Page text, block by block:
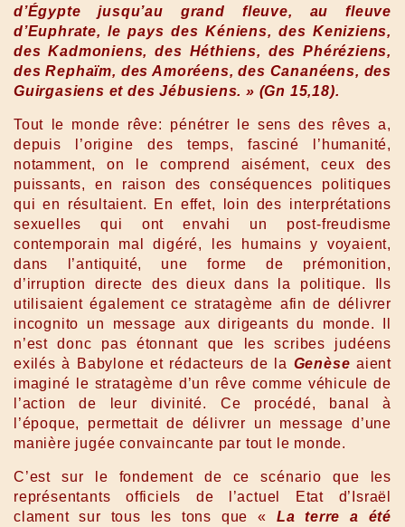
d’Égypte jusqu’au grand fleuve, au fleuve
d’Euphrate, le pays des Kéniens, des Keniziens,
des Kadmoniens, des Héthiens, des Phéréziens,
des Rephaïm, des Amoréens, des Cananéens, des
Guirgasiens et des Jébusiens. » (Gn 15,18).
Tout le monde rêve: pénétrer le sens des rêves a,
depuis l’origine des temps, fasciné l’humanité,
notamment, on le comprend aisément, ceux des
puissants, en raison des conséquences politiques
qui en résultaient. En effet, loin des interprétations
sexuelles qui ont envahi un post-freudisme
contemporain mal digéré, les humains y voyaient,
dans l’antiquité, une forme de prémonition,
d’irruption directe des dieux dans la politique. Ils
utilisaient également ce stratagème afin de délivrer
incognito un message aux dirigeants du monde. Il
n’est donc pas étonnant que les scribes judéens
exilés à Babylone et rédacteurs de la Genèse aient
imaginé le stratagème d’un rêve comme véhicule de
l’action de leur divinité. Ce procédé, banal à
l’époque, permettait de délivrer un message d’une
manière jugée convaincante par tout le monde.
C’est sur le fondement de ce scénario que les
représentants officiels de l’actuel Etat d’Israël
clament sur tous les tons que « La terre a été